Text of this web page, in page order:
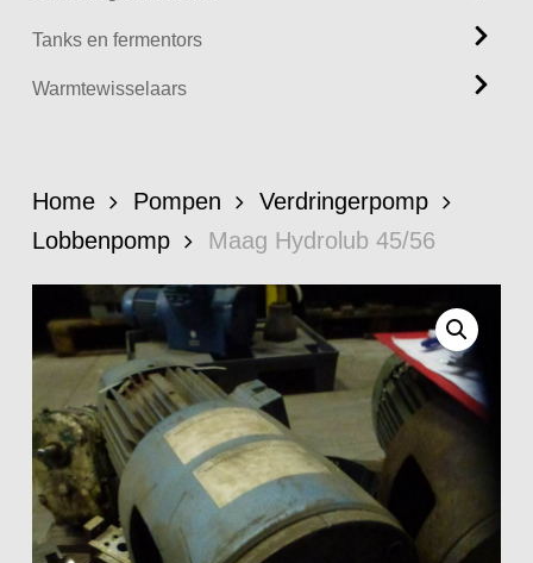
Tanks en fermentors
Warmtewisselaars
Home Pompen
Verdringerpomp
Lobbenpomp
Maag Hydrolub 45/56